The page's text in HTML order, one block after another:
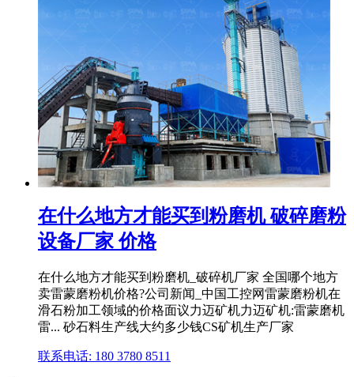
在什么地方才能买到粉磨机 破碎磨粉
设备厂家 价格
在什么地方才能买到粉磨机_破碎机厂家 全国哪个地方
卖雷蒙磨粉机价格?公司新闻_中国工控网雷蒙磨粉机在
滑石粉加工领域的价格面议力迈矿机力迈矿机:雷蒙磨机
雷... 砂石料生产线大约多少钱CS矿机生产厂家
联系电话: 180 3780 8511